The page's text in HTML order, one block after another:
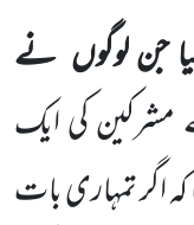
جن لوگوں نے
مشرکین کی ایک
اگر تمہاری بات